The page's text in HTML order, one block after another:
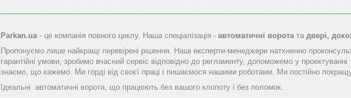
Parkan.ua- це компанія повного циклу. Наша спеціалізація - автоматичні ворота та двері,
Пропонуємо лише найкращі перевірені рішення. Наші експерти-менеджери натхненно
гарантійні умови, зробимо вчасний сервіс відповідно до регламенту, допоможемо у
знаємо, що кажемо. Ми горді від своєї праці і пишаємося нашими роботами. Ми постійно
Ідеальні автоматичні ворота, що працюють без вашого клопоту і без поломок.